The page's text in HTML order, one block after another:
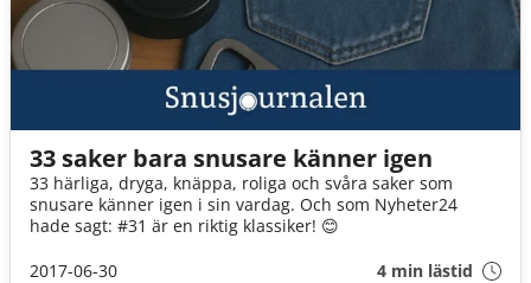
33 saker bara snusare känner igen
33 härliga, dryga, knäppa, roliga och svåra saker som
snusare känner igen i sin vardag. Och som Nyheter24
hade sagt: #31 är en riktig klassiker! 😊
2017-06-30
4 min lästid